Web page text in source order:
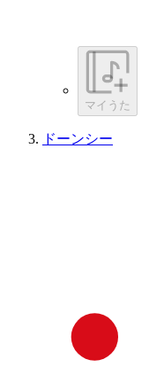
マイうた
ドーンシー